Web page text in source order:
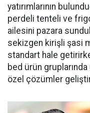
yatırımlarının
perdeli tenteli ve
ailesini pazara
sekizgen kirişli şasi
standart hale
bed ürün
özel çözüm­ler